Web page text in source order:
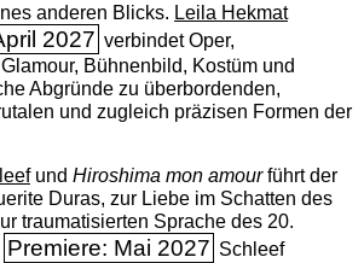
anderen Blicks. Leila Hekmat
2027 verbindet Oper,
Bühnenbild, Kostüm und
Abgründe zu überbordenden,
und zugleich präzisen Formen der
und Hiroshima mon amourführt der
Duras, zur Liebe im Schatten des
traumatisierten Sprache des 20.
Premiere: Mai 2027 Schleef